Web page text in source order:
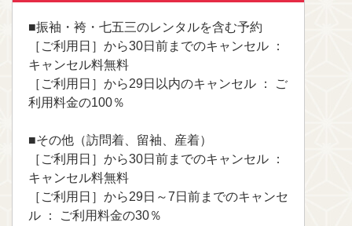
■振袖・袴・七五三のレンタルを含む予約
［ご利用日］から30日前までのキャンセル ：
キャンセル料無料
［ご利用日］から29日以内のキャンセル ： ご
利用料金の100％
■その他（訪問着、留袖、産着）
［ご利用日］から30日前までのキャンセル ：
キャンセル料無料
［ご利用日］から29日～7日前までのキャンセ
ル ： ご利用料金の30％